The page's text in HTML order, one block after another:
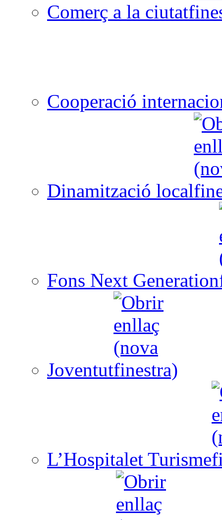
Comerç a la ciutat
Cooperació
Dinamització local
Fons Next Generation
Joventut
L’Hospitalet Turisme